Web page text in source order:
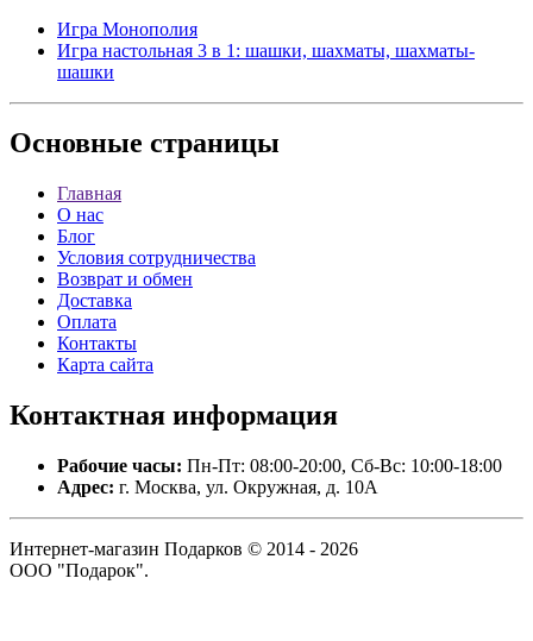
Игра Монополия
Игра настольная 3 в 1: шашки, шахматы, шахматы-
шашки
Основные страницы
Главная
О нас
Блог
Условия сотрудничества
Возврат и обмен
Доставка
Оплата
Контакты
Карта сайта
Контактная информация
Рабочие часы: Пн-Пт: 08:00-20:00, Сб-Вс: 10:00-18:00
Адрес: г. Москва, ул. Окружная, д. 10А
Интернет-магазин Подарков © 2014 - 2026
ООО "Подарок".